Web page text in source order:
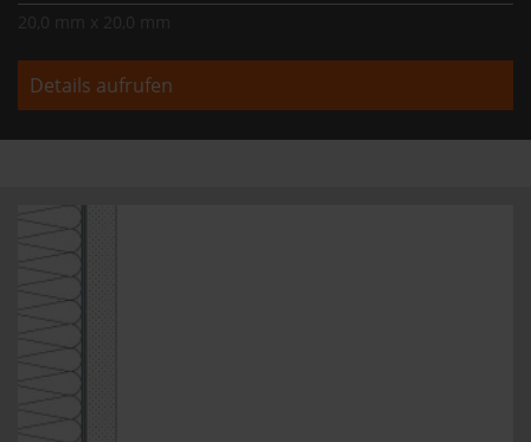
Details aufrufen